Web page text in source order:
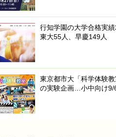
行知学園の大学合格実
東大55人、早慶149人
東京都市大「科学体験
の実験企画…小中向け9/